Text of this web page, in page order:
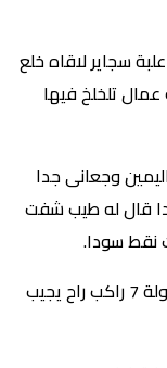
سجاير لاقاه خلع
تلخلخ فيها
وجعانى جدا
قال له طيب شفت
نقط سودا.
مرة واحد صعيدة نزل مصر في عربية حمولة 7 راكب راح يجيب